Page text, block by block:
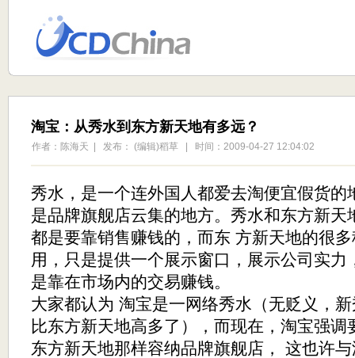
淘宝：从秀水到东方新天地有多远？
作者：陈海天 | 发布： (编辑)稻草 | 时间：2009-04-27 12:04:02
秀水，是一个连外国人都爱去淘便宜假货的
是品牌旗舰店云集的地方。秀水和东方新天
都是要靠销售赚钱的，而东 方新天地的很
用，只是提供一个展示窗口，展示公司实
是靠在市场内的交易赚钱。
大家都认为 淘宝是一网络秀水（无贬义，
比东方新天地高多了），而现在，淘宝强
东方新天地那样容纳品牌旗舰店， 这也许